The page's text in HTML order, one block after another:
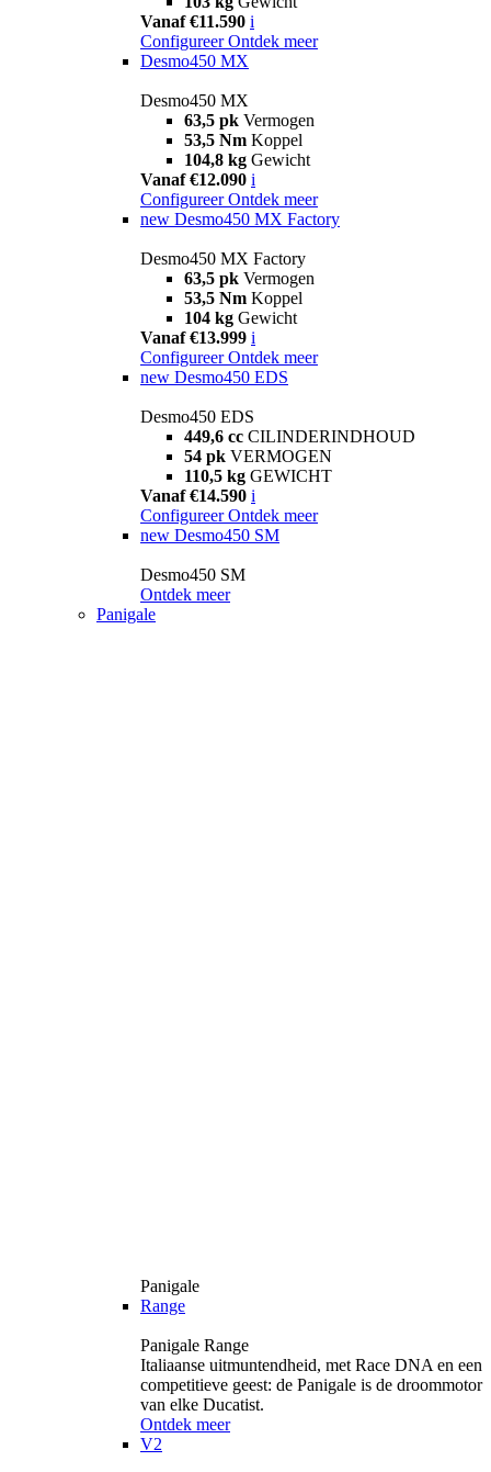
Vanaf €11.590 i
Configureer Ontdek meer
Desmo450 MX
Desmo450 MX
63,5 pk Vermogen
53,5 Nm Koppel
104,8 kg Gewicht
Vanaf €12.090 i
Configureer Ontdek meer
new Desmo450 MX Factory
Desmo450 MX Factory
63,5 pk Vermogen
53,5 Nm Koppel
104 kg Gewicht
Vanaf €13.999 i
Configureer Ontdek meer
new Desmo450 EDS
Desmo450 EDS
449,6 cc CILINDERINDHOUD
54 pk VERMOGEN
110,5 kg GEWICHT
Vanaf €14.590 i
Configureer Ontdek meer
new Desmo450 SM
Desmo450 SM
Ontdek meer
Panigale
Panigale
Range
Panigale Range
Italiaanse uitmuntendheid, met Race DNA en een
competitieve geest: de Panigale is de droommotor
van elke Ducatist.
Ontdek meer
V2